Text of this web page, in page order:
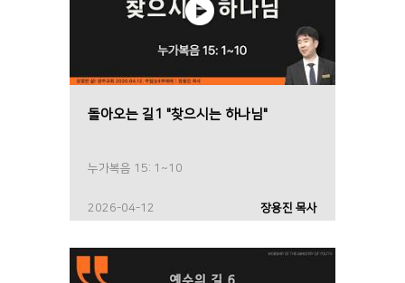
돌아오는 길1 "찾으시는 하나님"
누가복음 15: 1~10
2026-04-12 장용진 목사